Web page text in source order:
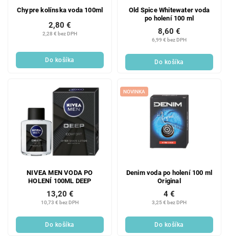
Chypre kolínska voda 100ml
2,28 € bez DPH
2,80 €
Do košíka
Old Spice Whitewater voda
po holení 100 ml
6,99 € bez DPH
8,60 €
Do košíka
NIVEA MEN VODA PO
HOLENÍ 100ML DEEP
10,73 € bez DPH
13,20 €
Do košíka
NOVINKA
Denim voda po holení 100 ml
Original
3,25 € bez DPH
4 €
Do košíka